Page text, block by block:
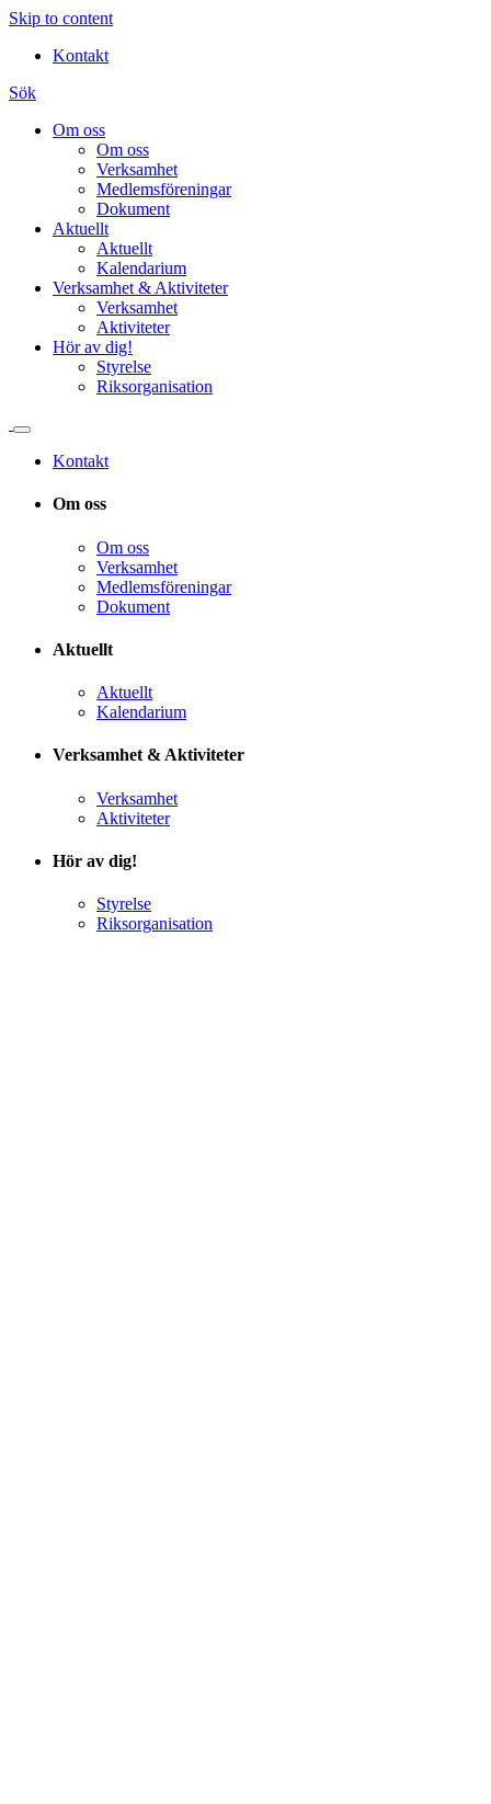
Skip to content
Kontakt
Sök
Om oss
Om oss
Verksamhet
Medlemsföreningar
Dokument
Aktuellt
Aktuellt
Kalendarium
Verksamhet & Aktiviteter
Verksamhet
Aktiviteter
Hör av dig!
Styrelse
Riksorganisation
Kontakt
Om oss
Om oss
Verksamhet
Medlemsföreningar
Dokument
Aktuellt
Aktuellt
Kalendarium
Verksamhet & Aktiviteter
Verksamhet
Aktiviteter
Hör av dig!
Styrelse
Riksorganisation